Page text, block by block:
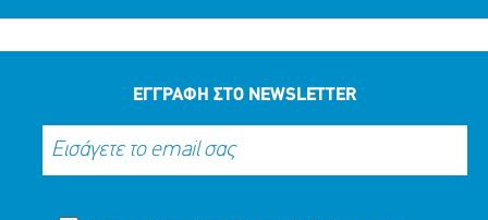
ΕΓΓΡΑΦΗ ΣΤΟ NEWSLETTER